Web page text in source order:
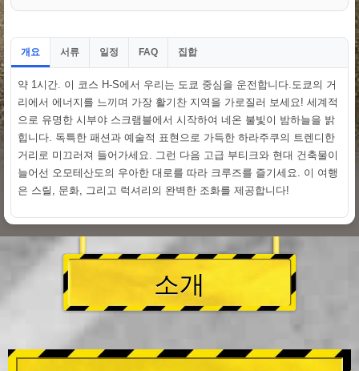
개요 서류 일정 FAQ 집합
약 1시간. 이 코스 H-S에서 우리는 도쿄 중심을 운전합니다.도쿄의 거
리에서 에너지를 느끼며 가장 활기찬 지역을 가로질러 보세요! 세계적
으로 유명한 시부야 스크램블에서 시작하여 네온 불빛이 밤하늘을 밝
힙니다. 독특한 패션과 예술적 표현으로 가득한 하라주쿠의 트렌디한
거리로 미끄러져 들어가세요. 그런 다음 고급 부티크와 현대 건축물이
늘어선 오모테산도의 우아한 대로를 따라 크루즈를 즐기세요. 이 여행
은 스릴, 문화, 그리고 럭셔리의 완벽한 조화를 제공합니다!
소개